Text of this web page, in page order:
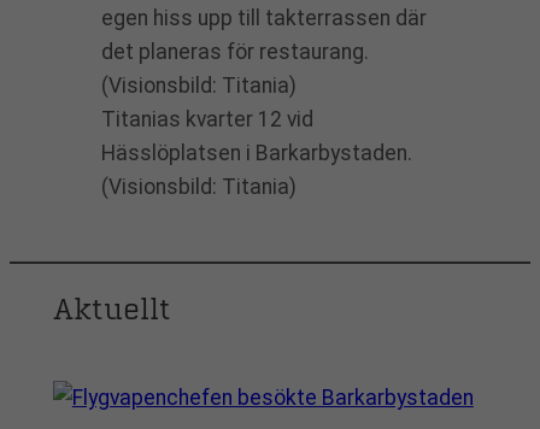
Titanias kvarter 12 vid
Hässlöplatsen i Barkarbystaden.
(Visionsbild: Titania)
Aktuellt